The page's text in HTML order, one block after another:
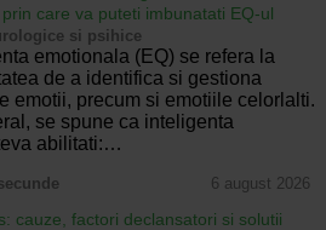
care va puteti imbunatati EQ-ul
si psihice
emotionala (EQ) se refera la
de a identifica si gestiona
emotii, precum si emotiile celorlalti.
se spune ca inteligenta
abilitati:…
6 august 2026
cauze, factori declansatori si solutii